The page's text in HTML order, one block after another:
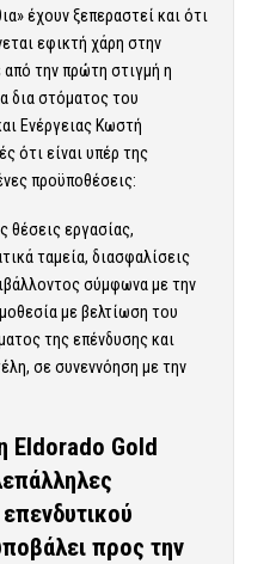
έχουν ξεπεραστεί και ότι
εφικτή χάρη στην
την πρώτη στιγμή η
δια στόματος του
Ενέργειας Κωστή
ότι είναι υπέρ της
προϋποθέσεις:
θέσεις εργασίας,
ταμεία, διασφαλίσεις
σύμφωνα με την
με βελτίωση του
της επένδυσης και
σε συνεννόηση με την
Eldorado Gold
προς την